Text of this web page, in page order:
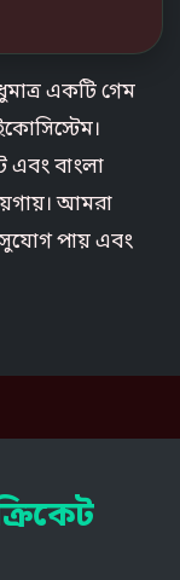
একটি গেম
এবং বাংলা
আমরা
সুযোগ পায় এবং